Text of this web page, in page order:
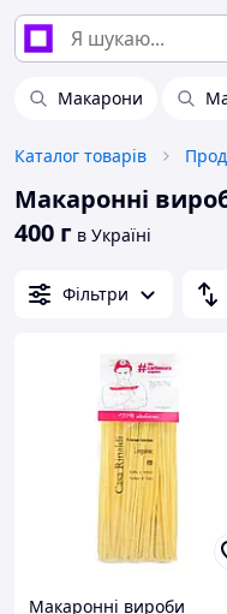
Макарони
Каталог товарів
Макаронні
400 г в Україні
Фільтри
Макаронні вироби